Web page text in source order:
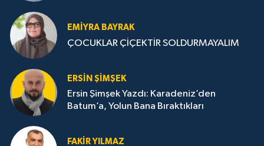
EMIYRA BAYRAK
ÇOCUKLAR ÇİÇEKTİR SOLDURMAYALIM
ERSIN ŞIMŞEK
Ersin Şimşek Yazdı: Karadeniz’den
Batum’a, Yolun Bana Bıraktıkları
FAKIR YILMAZ